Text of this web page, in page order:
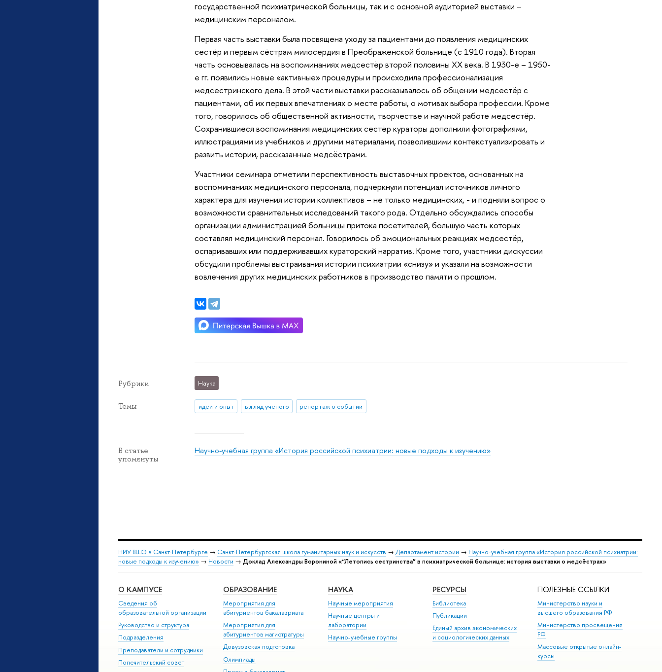
государственной психиатрической больницы, так и с основной аудиторией выставки –
медицинским персоналом.
Первая часть выставки была посвящена уходу за пациентами до появления медицинских
сестёр и первым сёстрам милосердия в Преображенской больнице (с 1910 года). Вторая
часть основывалась на воспоминаниях медсестёр второй половины XX века. В 1930-е – 1950-
е гг. появились новые «активные» процедуры и происходила профессионализация
медсестринского дела. В этой части выставки рассказывалось об общении медсестёр с
пациентами, об их первых впечатлениях о месте работы, о мотивах выбора профессии. Кроме
того, говорилось об общественной активности, творчестве и научной работе медсестёр.
Сохранившиеся воспоминания медицинских сестёр кураторы дополнили фотографиями,
иллюстрациями из учебников и другими материалами, позволившими контекстуализировать и
развить истории, рассказанные медсёстрами.
Участники семинара отметили перспективность выставочных проектов, основанных на
воспоминаниях медицинского персонала, подчеркнули потенциал источников личного
характера для изучения истории коллективов – не только медицинских, - и подняли вопрос о
возможности сравнительных исследований такого рода. Отдельно обсуждались способы
организации администрацией больницы притока посетителей, большую часть которых
составлял медицинский персонал. Говорилось об эмоциональных реакциях медсестёр,
оспаривавших или поддерживавших кураторский нарратив. Кроме того, участники дискуссии
обсудили проблемы выстраивания истории психиатрии «снизу» и указали на возможности
вовлечения других медицинских работников в производство памяти о прошлом.
Рубрики Наука
Темы идеи и опыт взгляд ученого репортаж о событии
В статье
упомянуты
Научно-учебная группа «История российской психиатрии: новые подходы к изучению»
НИУ ВШЭ в Санкт-Петербурге → Санкт-Петербургская школа гуманитарных наук и искусств → Департамент истории → Научно-учебная группа «История российской психиатрии:
новые подходы к изучению» → Новости → Доклад Александры Ворониной «“Летопись сестринства” в психиатрической больнице: история выставки о медсёстрах»
О КАМПУСЕ
Сведения об
образовательной организации
Руководство и структура
Подразделения
Преподаватели и сотрудники
Попечительский совет
ОБРАЗОВАНИЕ
Мероприятия для
абитуриентов бакалавриата
Мероприятия для
абитуриентов магистратуры
Довузовская подготовка
Олимпиады
НАУКА
Научные мероприятия
Научные центры и
лаборатории
Научно-учебные группы
РЕСУРСЫ
Библиотека
Публикации
Единый архив экономических
и социологических данных
ПОЛЕЗНЫЕ ССЫЛКИ
Министерство науки и
высшего образования РФ
Министерство просвещения
РФ
Массовые открытые онлайн-
курсы